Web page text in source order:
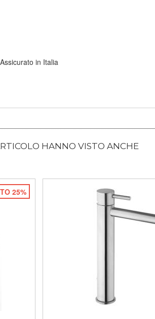
in Italia
HANNO VISTO ANCHE
25%